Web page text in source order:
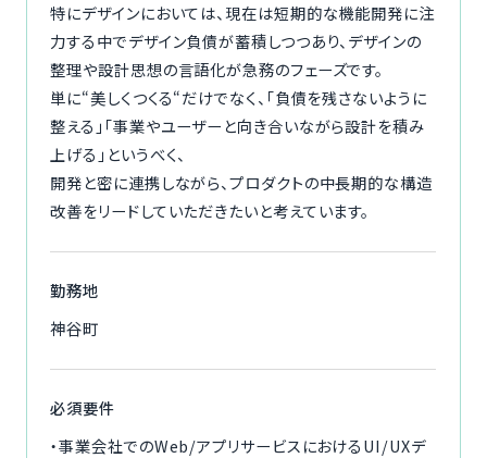
特にデザインにおいては、現在は短期的な機能開発に注
力する中でデザイン負債が蓄積しつつあり、デザインの
整理や設計思想の言語化が急務のフェーズです。
単に“美しくつくる“だけでなく、「負債を残さないように
整える」「事業やユーザーと向き合いながら設計を積み
上げる」というべく、
開発と密に連携しながら、プロダクトの中長期的な構造
改善をリードしていただきたいと考えています。
勤務地
神谷町
必須要件
・事業会社でのWeb/アプリサービスにおけるUI/UXデ